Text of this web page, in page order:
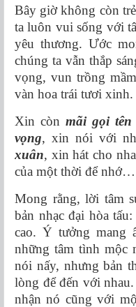
Bây giờ không còn
ta luôn vui sống với
yêu thương. Ước
chúng ta vẫn thắp
vọng, vun trồng
vàn hoa trái tươi xinh.
Xin cònmãi gọi tên
vọng, xin nói với
xuân, xin hát cho
của một thời để nhớ…
Mong rằng, lời tâm
bản nhạc đại hòa
cao. Ý tưởng mang
những tâm tình mộc
nói nấy, nhưng bản
lòng để đến với
nhận nó cũng với